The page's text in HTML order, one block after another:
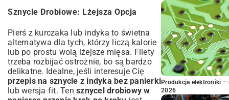
Sznycle Drobiowe: Lżejsza Opcja
Pierś z kurczaka lub indyka to świetna
alternatywa dla tych, którzy liczą kalorie
lub po prostu wolą lżejsze mięsa. Filety
trzeba rozbijać ostrożnie, bo są bardzo
delikatne. Idealne, jeśli interesuje Cię
przepis na sznycle z indyka bez panierki
lub wersja fit. Ten sznycel drobiowy w
Produkcja elektroniki –
2026